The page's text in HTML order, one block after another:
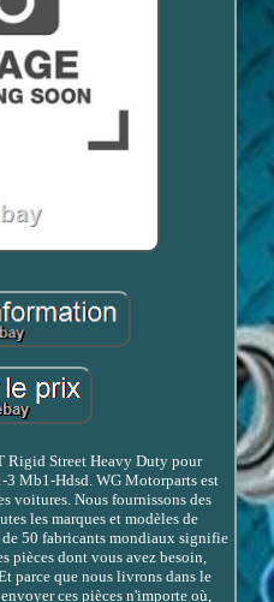
Rigid Street Heavy Duty pour
Mb1-Hdsd. WG Motorparts est
voitures. Nous fournissons des
les marques et modèles de
50 fabricants mondiaux signifie
pièces dont vous avez besoin,
parce que nous livrons dans le
ces pièces n'importe où,